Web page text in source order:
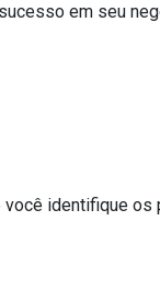
em seu
identifique